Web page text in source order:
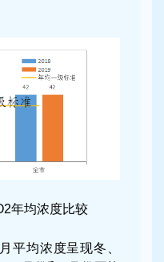
年均浓度比较
平均浓度呈现冬、